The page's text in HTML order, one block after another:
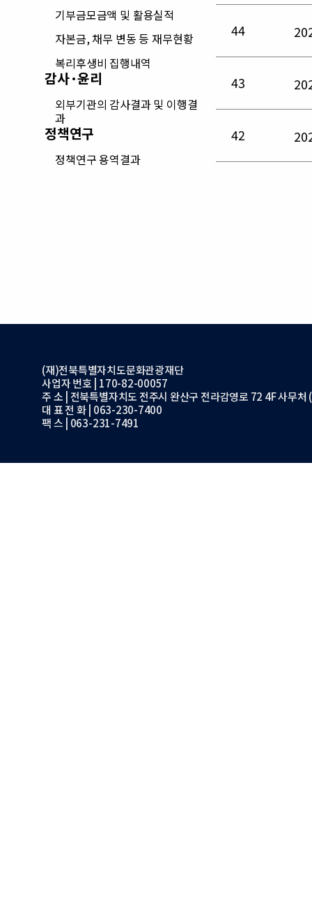
기부금모금액 및 활용실적
자본금, 채무 변동 등 재무현황
복리후생비 집행내역
감사·윤리
외부기관의 감사결과 및 이행결
과
정책연구
정책연구 용역결과
44
43
42
(재)전북특별자치도문화관광재단
사업자 번호 | 170-82-00057
주 소 | 전북특별자치도 전주시 완산구 전라감영로 72 4F 사무
대 표 전 화 | 063-230-7400
팩 스 | 063-231-7491